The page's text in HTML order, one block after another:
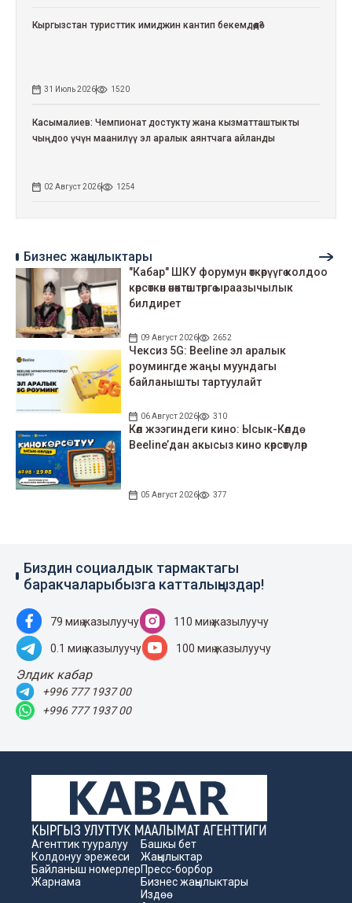
Кыргызстан туристтик имиджин кантип бекемдөөдө?
31 Июль 2026 1520
Касымалиев: Чемпионат достукту жана кызматташтыкты
чыңдоо үчүн маанилүү эл аралык аянтчага айланды
02 Август 2026 1254
Бизнес жаңылыктары
"Кабар" ШКУ форумун өткөрүүгө колдоо
көрсөткөн өнөктөштөргө ыраазычылык
билдирет
09 Август 2026 2652
Чексиз 5G: Beeline эл аралык
роумингде жаңы муундагы
байланышты тартуулайт
06 Август 2026 310
Көл жээгиндеги кино: Ысык-Көлдө
Beeline’дан акысыз кино көрсөтүлөр
05 Август 2026 377
Биздин социалдык тармактагы
баракчаларыбызга катталыңыздар!
79 миң жазылуучу 110 миң жазылуучу
0.1 миң жазылуучу 100 миң жазылуучу
Элдик кабар
+996 777 1937 00
+996 777 1937 00
Агенттик тууралуу
Колдонуу эрежеси
Байланыш номерлер
Жарнама
Башкы бет
Жаңылыктар
Пресс-борбор
Бизнес жаңылыктары
Издөө